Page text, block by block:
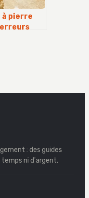
à pierre
erreurs
: des guides
ni d'argent.